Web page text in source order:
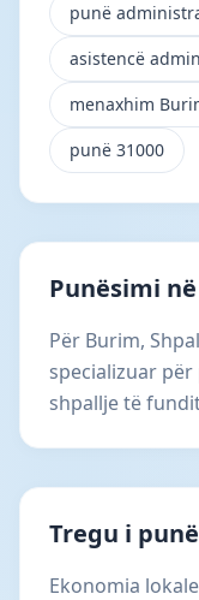
punë
asistencë
menaxhim
punë 31000
Punësimi
Për Burim,
specializuar
shpallje të
Tregu i
Ekonomia